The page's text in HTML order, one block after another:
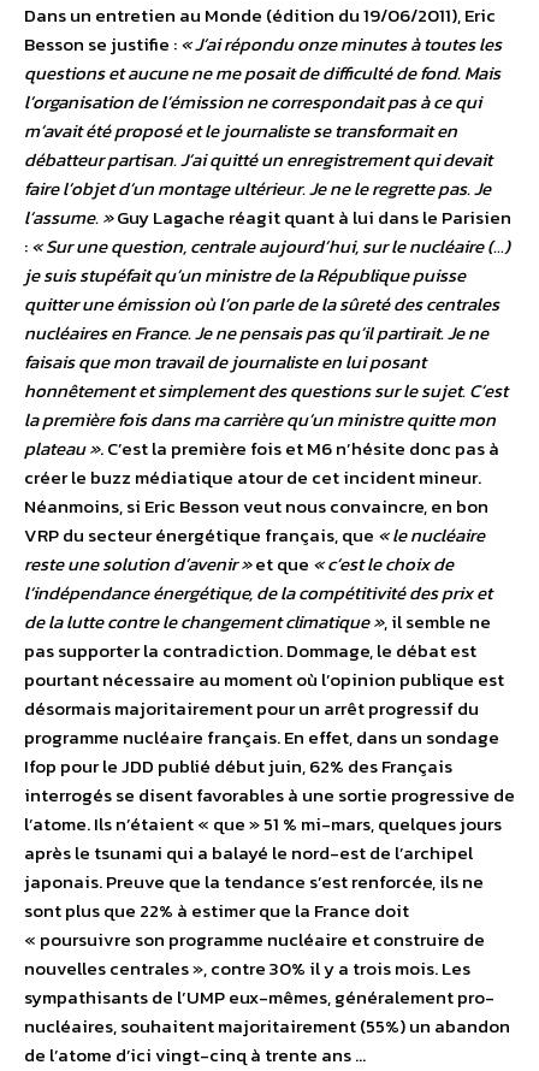
Dans un entretien au Monde (édition du 19/06/2011), Eric
Besson se justifie :« J’ai répondu onze minutes à toutes les
questions et aucune ne me posait de difficulté de fond. Mais
l’organisation de l’émission ne correspondait pas à ce qui
m’avait été proposé et le journaliste se transformait en
débatteur partisan. J’ai quitté un enregistrement qui devait
faire l’objet d’un montage ultérieur. Je ne le regrette pas. Je
l’assume. »Guy Lagache réagit quant à lui dans le Parisien
:« Sur une question, centrale aujourd’hui, sur le nucléaire (…)
je suis stupéfait qu’un ministre de la République puisse
quitter une émission où l’on parle de la sûreté des centrales
nucléaires en France. Je ne pensais pas qu’il partirait. Je ne
faisais que mon travail de journaliste en lui posant
honnêtement et simplement des questions sur le sujet. C’est
la première fois dans ma carrière qu’un ministre quitte mon
plateau ». C’est la première fois et M6 n’hésite donc pas à
créer le buzz médiatique atour de cet incident mineur.
Néanmoins, si Eric Besson veut nous convaincre, en bon
VRP du secteur énergétique français, que « le nucléaire
reste une solution d’avenir »et que « c’est le choix de
l’indépendance énergétique, de la compétitivité des prix et
de la lutte contre le changement climatique », il semble ne
pas supporter la contradiction. Dommage, le débat est
pourtant nécessaire au moment où l’opinion publique est
désormais majoritairement pour un arrêt progressif du
programme nucléaire français. En effet, dans un sondage
Ifop pour le JDD publié début juin, 62% des Français
interrogés se disent favorables à une sortie progressive de
l’atome. Ils n’étaient « que » 51 % mi-mars, quelques jours
après le tsunami qui a balayé le nord-est de l’archipel
japonais. Preuve que la tendance s’est renforcée, ils ne
sont plus que 22% à estimer que la France doit
« poursuivre son programme nucléaire et construire de
nouvelles centrales », contre 30% il y a trois mois. Les
sympathisants de l’UMP eux-mêmes, généralement pro-
nucléaires, souhaitent majoritairement (55%) un abandon
de l’atome d’ici vingt-cinq à trente ans …